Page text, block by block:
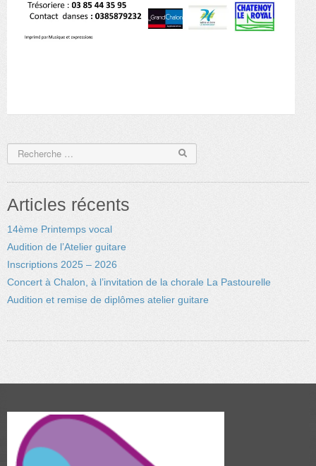
Articles récents
14ème Printemps vocal
Audition de l’Atelier guitare
Inscriptions 2025 – 2026
Concert à Chalon, à l’invitation de la chorale La Pastourelle
Audition et remise de diplômes atelier guitare